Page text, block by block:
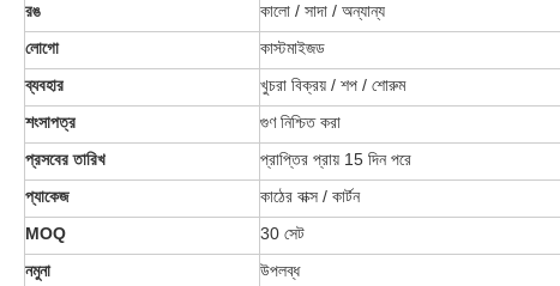
রঙ
কালো / সাদা / অন্যান্য
লোগো
কাস্টমাইজড
ব্যবহার
খুচরা বিক্রয় / শপ / শোরুম
শংসাপত্র
গুণ নিশ্চিত করা
প্রসবের তারিখ
প্রাপ্তির প্রায় 15 দিন পরে
প্যাকেজ
কাঠের বাক্স / কার্টন
MOQ
30 সেট
নমুনা
উপলব্ধ